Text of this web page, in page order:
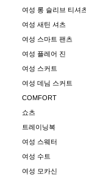
여성 롱 슬리브 티셔
여성 새틴 셔츠
여성 스마트 팬츠
여성 플레어 진
여성 스커트
여성 데님 스커트
COMFORT
쇼츠
트레이닝복
여성 스웨터
여성 수트
여성 모카신